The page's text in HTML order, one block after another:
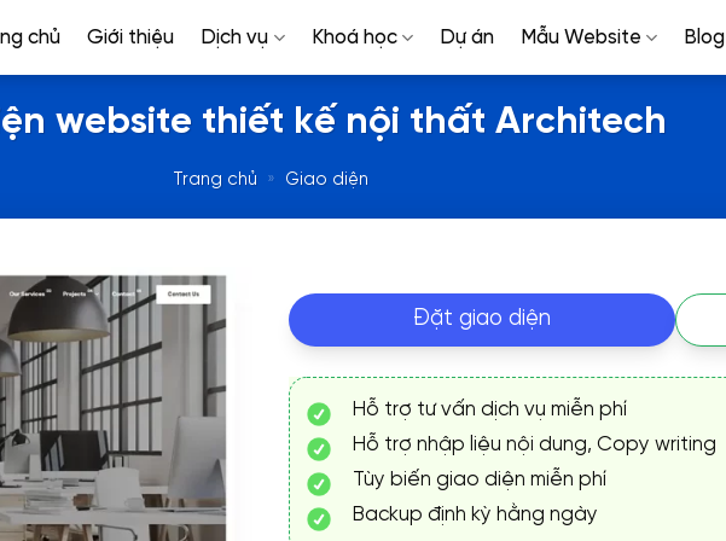
chủ Giới thiệu Dịch vụ Khoá học Dự án Mẫu Website Blog
website thiết kế nội thất Architech
Trang chủ » Giao diện
Đặt giao diện
Hỗ trợ tư vấn dịch vụ miễn phí
Hỗ trợ nhập liệu nội dung, Copy writing
Tùy biến giao diện miễn phí
Backup định kỳ hằng ngày